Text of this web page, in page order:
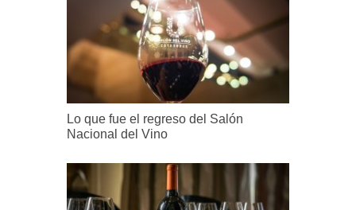
Lo que fue el regreso del Salón
Nacional del Vino